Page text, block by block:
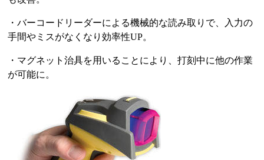
・バーコードリーダーによる機械的な読み取りで、入力の
手間やミスがなくなり効率性UP。
・マグネット治具を用いることにより、打刻中に他の作業
が可能に。